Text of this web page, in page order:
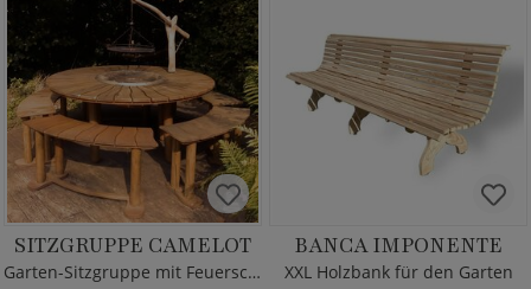
SITZGRUPPE CAMELOT
Garten-Sitzgruppe mit Feuerschale
BANCA IMPONENTE
XXL Holzbank für den Garten